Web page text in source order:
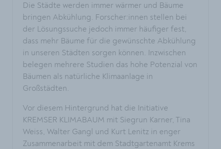
Die Städte werden immer wärmer und Bäume
bringen Abkühlung. Forscher:innen stellen bei
der Lösungssuche jedoch immer häufiger fest,
dass mehr Bäume für die gewünschte Abkühlung
in unseren Städten sorgen können. Inzwischen
belegen mehrere Studien das hohe Potenzial von
Bäumen als natürliche Klimaanlage in
Großstädten.
Vor diesem Hintergrund hat die Initiative
KREMSER KLIMABAUM mit Siegrun Karner, Tina
Weiss, Walter Gangl und Kurt Lenitz in enger
Zusammenarbeit mit dem Stadtgartenamt Krems